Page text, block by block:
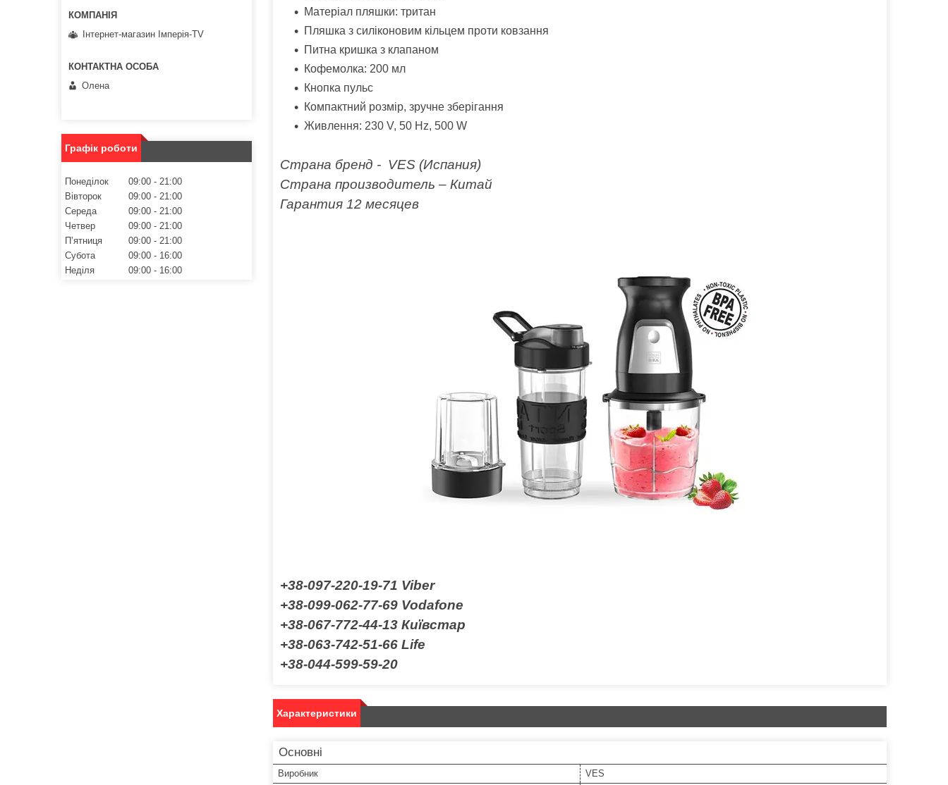
Матеріал пляшки: тритан
Пляшка з силіконовим кільцем проти ковзання
Питна кришка з клапаном
Кофемолка: 200 мл
Кнопка пульс
Компактний розмір, зручне зберігання
Живлення: 230 V, 50 Hz, 500 W
Страна бренд - VES (Испания)
Страна производитель – Китай
Гарантия 12 месяцев
+38-097-220-19-71 Viber
+38-099-062-77-69 Vodafone
+38-067-772-44-13 Київстар
+38-063-742-51-66 Life
+38-044-599-59-20
Характеристики
Основні
Виробник VES
Інтернет-магазин Імперія-TV
Олена
Графік роботи
Понеділок 09:00
21:00
Вівторок
09:00
21:00
Середа
09:00
21:00
Четвер
09:00
21:00
Пʼятниця
09:00
21:00
Субота
09:00
16:00
Неділя
09:00 16:00